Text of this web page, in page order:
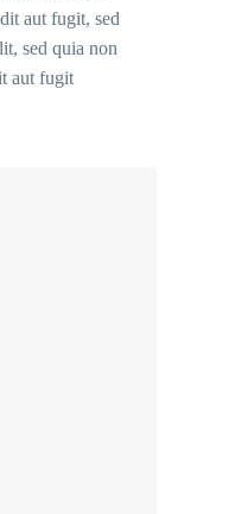
aut fugit, sed
sed quia non
aut fugit